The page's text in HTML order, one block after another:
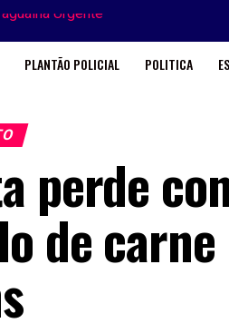
PLANTÃO POLICIAL POLITICA
perde
de